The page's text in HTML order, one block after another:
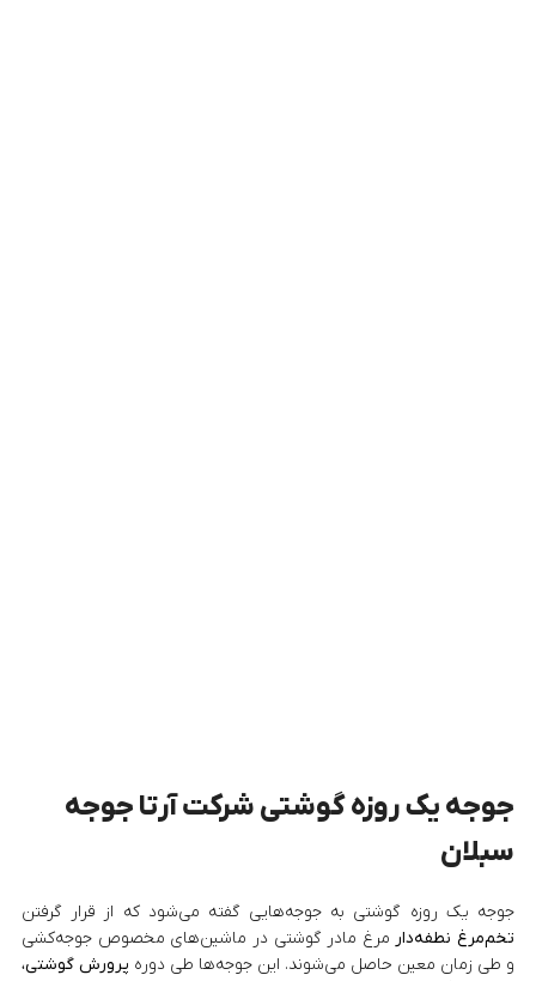
جوجه یک روزه گوشتی شرکت آرتا جوجه
سبلان
جوجه یک روزه گوشتی به جوجه‌هایی گفته می‌شود که از قرار گرفتن
تخم‌مرغ نطفه‌دار مرغ مادر گوشتی در ماشین‌های مخصوص جوجه‌کشی
و طی زمان معین حاصل می‌شوند. این جوجه‌ها طی دوره پرورش گوشتی،